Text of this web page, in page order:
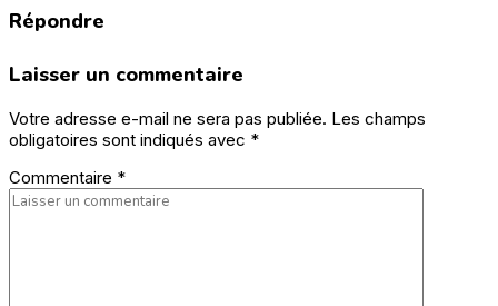
Répondre
Laisser un commentaire
Votre adresse e-mail ne sera pas publiée. Les champs
obligatoires sont indiqués avec *
Commentaire *